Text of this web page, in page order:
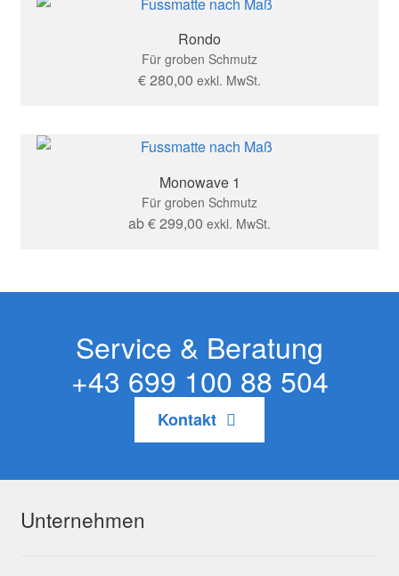
Rondo
Für groben Schmutz
€280,00 exkl. MwSt.
Monowave 1
Für groben Schmutz
ab€299,00 exkl. MwSt.
Service & Beratung
+43 699 100 88 504
Kontakt
Unternehmen